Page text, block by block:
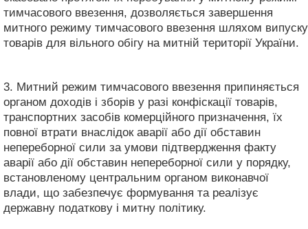
тимчасового ввезення, дозволяється завершення
митного режиму тимчасового ввезення шляхом випуску
товарів для вільного обігу на митній території України.
3. Митний режим тимчасового ввезення припиняється
органом доходів і зборів у разі конфіскації товарів,
транспортних засобів комерційного призначення, їх
повної втрати внаслідок аварії або дії обставин
непереборної сили за умови підтвердження факту
аварії або дії обставин непереборної сили у порядку,
встановленому центральним органом виконавчої
влади, що забезпечує формування та реалізує
державну податкову і митну політику.